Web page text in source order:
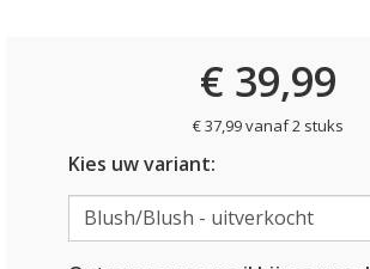
€ 39,99
€ 37,99 vanaf 2 stuks
Kies uw variant: